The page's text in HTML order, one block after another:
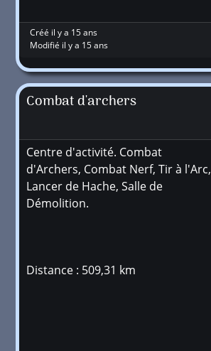
Créé il y a 15 ans
Modifié il y a 15 ans
Combat d'archers
Centre d'activité. Combat
d'Archers, Combat Nerf, Tir à l'Arc,
Lancer de Hache, Salle de
Démolition.
Distance : 509,31 km